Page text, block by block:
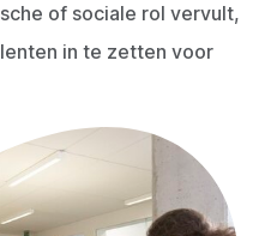
of sociale rol vervult,
in te zetten voor